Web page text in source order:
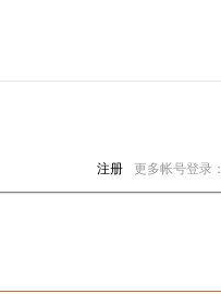
注册 更多帐号登录：